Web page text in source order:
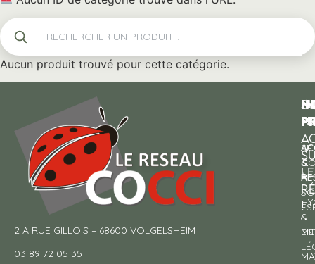
Aucun produit trouvé pour cette catégorie.
2 A RUE GILLOIS – 68600 VOLGELSHEIM
03 89 72 05 35
&
&
SE
À
!